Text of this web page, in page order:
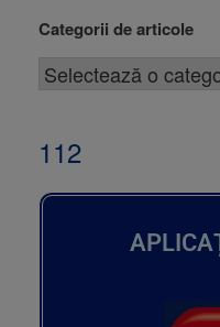
Categorii de articole
112